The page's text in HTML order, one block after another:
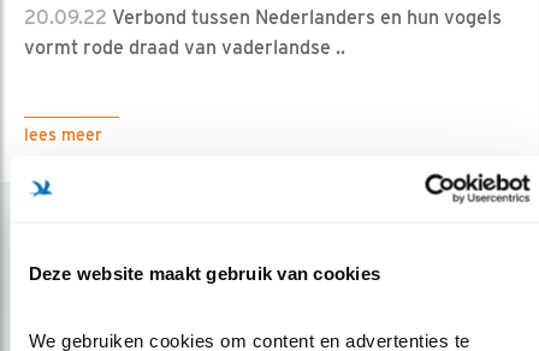
Deze website maakt gebruik van cookies
We gebruiken cookies om content en advertenties te
20.09.22 Verbond tussen Nederlanders en hun vogels
vormt rode draad van vaderlandse ..
lees meer